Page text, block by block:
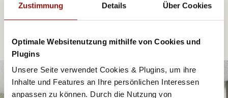
Zustimmung Details Über Cookies
Optimale Websitenutzung mithilfe von Cookies und
Plugins
Unsere Seite verwendet Cookies & Plugins, um ihre
Inhalte und Features an Ihre persönlichen Interessen
anpassen zu können. Durch die Nutzung von
*Konferenzpauschalen gültig ab 10 Personen